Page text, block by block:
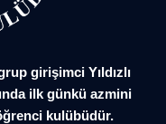
girişimci Yıldızlı
ilk günkü azmini
kulübüdür.